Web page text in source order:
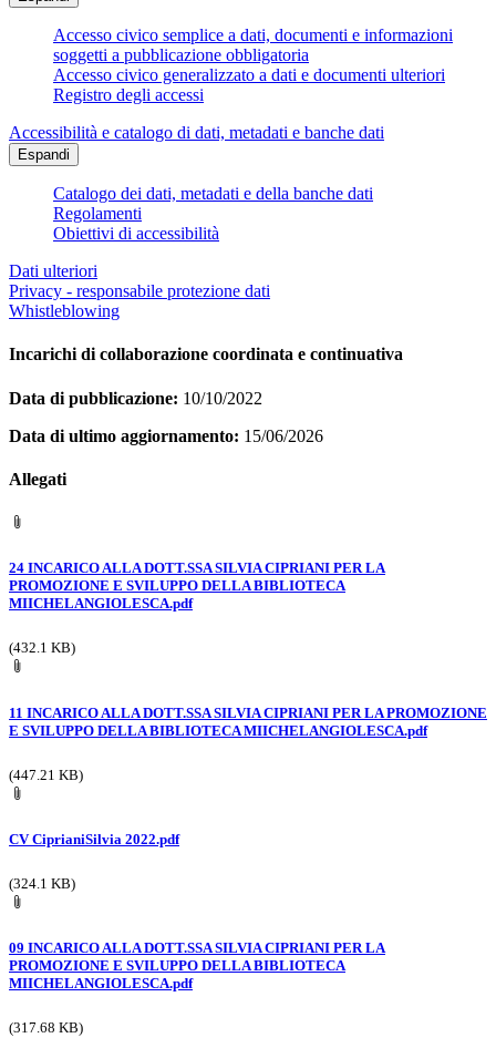
Accesso civico semplice a dati, documenti e informazioni
soggetti a pubblicazione obbligatoria
Accesso civico generalizzato a dati e documenti ulteriori
Registro degli accessi
Accessibilità e catalogo di dati, metadati e banche dati
Espandi
Catalogo dei dati, metadati e della banche dati
Regolamenti
Obiettivi di accessibilità
Dati ulteriori
Privacy - responsabile protezione dati
Whistleblowing
Incarichi di collaborazione coordinata e continuativa
Data di pubblicazione: 10/10/2022
Data di ultimo aggiornamento: 15/06/2026
Allegati
24 INCARICO ALLA DOTT.SSA SILVIA CIPRIANI PER LA
PROMOZIONE E SVILUPPO DELLA BIBLIOTECA
MIICHELANGIOLESCA.pdf
(432.1 KB)
11 INCARICO ALLA DOTT.SSA SILVIA CIPRIANI PER LA PROMOZIONE
E SVILUPPO DELLA BIBLIOTECA MIICHELANGIOLESCA.pdf
(447.21 KB)
CV CiprianiSilvia 2022.pdf
(324.1 KB)
09 INCARICO ALLA DOTT.SSA SILVIA CIPRIANI PER LA
PROMOZIONE E SVILUPPO DELLA BIBLIOTECA
MIICHELANGIOLESCA.pdf
(317.68 KB)